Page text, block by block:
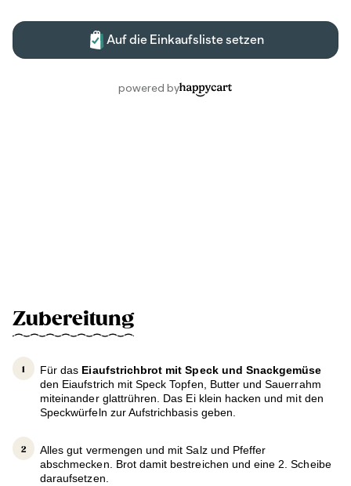
Zubereitung
Für das Eiaufstrichbrot mit Speck und Snackgemüse
den Eiaufstrich mit Speck Topfen, Butter und Sauerrahm
miteinander glattrühren. Das Ei klein hacken und mit den
Speckwürfeln zur Aufstrichbasis geben.
Alles gut vermengen und mit Salz und Pfeffer
abschmecken. Brot damit bestreichen und eine 2. Scheibe
daraufsetzen.